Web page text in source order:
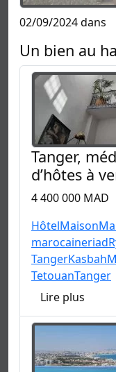
02/09/2024 dans
Un bien au
Tanger,
d’hôtes à
4 400 000 MAD
HôtelMaison
marocaineriad
TangerKasbah
TetouanTanger
Lire plus